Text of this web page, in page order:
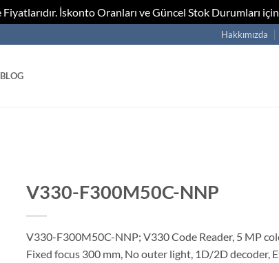
İskonto Oranları ve Güncel Stok Durumları
Hakkımızda
BLOG
V330-F300M50C-NNP
V330-F300M50C-NNP; V330 Code Reader, 5 MP
Fixed focus 300 mm, No outer light, 1D/2D decoder,